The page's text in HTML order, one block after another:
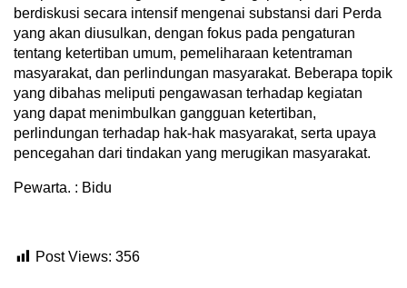
berdiskusi secara intensif mengenai substansi dari Perda
yang akan diusulkan, dengan fokus pada pengaturan
tentang ketertiban umum, pemeliharaan ketentraman
masyarakat, dan perlindungan masyarakat. Beberapa topik
yang dibahas meliputi pengawasan terhadap kegiatan
yang dapat menimbulkan gangguan ketertiban,
perlindungan terhadap hak-hak masyarakat, serta upaya
pencegahan dari tindakan yang merugikan masyarakat.
Pewarta. : Bidu
Post Views: 356